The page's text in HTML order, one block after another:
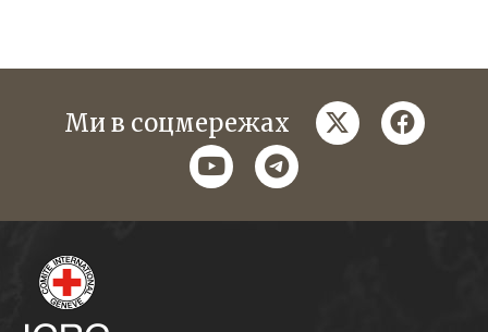
Ми в соцмережах twitter
youtubetelegram